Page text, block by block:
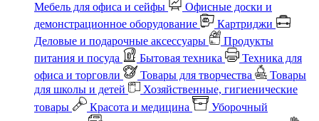
Мебель для офиса и сейфы
Офисные доски и
демонстрационное оборудование
Картриджи
Деловые и подарочные аксессуары
Продукты
питания и посуда
Бытовая техника
Техника для
офиса и торговли
Товары для творчества
Товары
для школы и детей
Хозяйственные, гигиенические
товары
Красота и медицина
Уборочный